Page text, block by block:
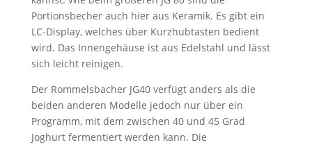
Portionsbecher auch hier aus Keramik. Es gibt ein
LC-Display, welches über Kurzhubtasten bedient
wird. Das Innengehäuse ist aus Edelstahl und lässt
sich leicht reinigen.
Der Rommelsbacher JG40 verfügt anders als die
beiden anderen Modelle jedoch nur über ein
Programm, mit dem zwischen 40 und 45 Grad
Joghurt fermentiert werden kann. Die